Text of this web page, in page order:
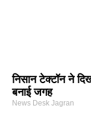
निसान टेक्टॉन ने
बनाई जगह
News Desk Jagran